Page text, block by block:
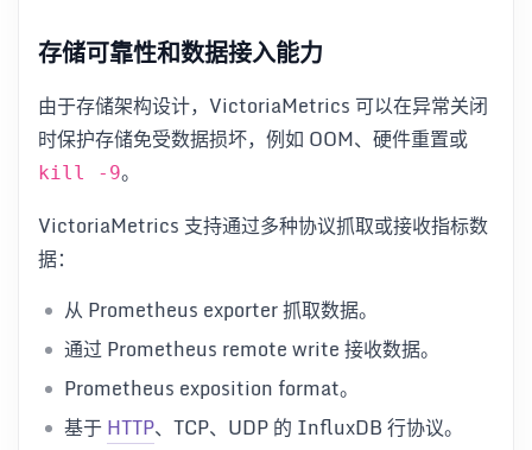
存储可靠性和数据接入能力
由于存储架构设计，VictoriaMetrics 可以在异常关闭
时保护存储免受数据损坏，例如 OOM、硬件重置或
kill -9。
VictoriaMetrics 支持通过多种协议抓取或接收指标数
据：
从 Prometheus exporter 抓取数据。
通过 Prometheus remote write 接收数据。
Prometheus exposition format。
基于HTTP、TCP、UDP 的 InfluxDB 行协议。